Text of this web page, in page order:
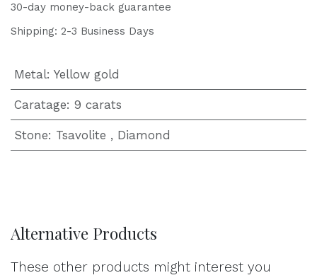
30-day money-back guarantee
Shipping: 2-3 Business Days
Metal: Yellow gold
Caratage: 9 carats
Stone: Tsavolite , Diamond
Alternative Products
These other products might interest you